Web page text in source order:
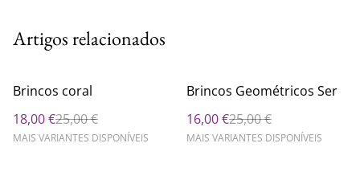
Artigos relacionados
%
Brincos coral
18,00 €25,00 €
MAIS VARIANTES DISPONÍVEIS
%
Brincos Geométricos Ser
16,00 €25,00 €
MAIS VARIANTES DISPONÍVEIS